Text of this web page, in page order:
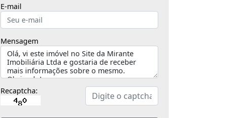
E-mail
Mensagem
Recaptcha: